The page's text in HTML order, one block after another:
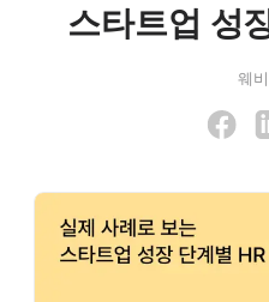
스타트업 성
웨